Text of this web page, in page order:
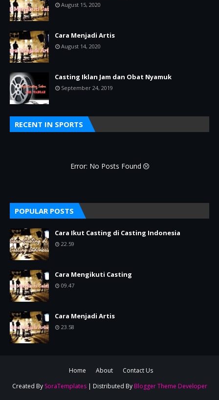
August 15, 2020
Cara Menjadi Artis
August 14, 2020
Casting Iklan Jam dan Obat Nyamuk
September 24, 2019
RECENT IN SPORTS
Error: No Posts Found
POPULAR POSTS
Cara Ikut Casting di Casting Indonesia
22.59
Cara Mengikuti Casting
09.47
Cara Menjadi Artis
23.58
Home About
Contact Us
Created By SoraTemplates| Distributed By Blogger Theme Developer